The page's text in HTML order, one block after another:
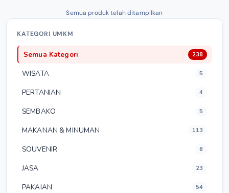
Semua produk telah ditampilkan
KATEGORI UMKM
Semua Kategori 238
WISATA 5
PERTANIAN 4
SEMBAKO 5
MAKANAN & MINUMAN 113
SOUVENIR 6
JASA 23
PAKAIAN 54